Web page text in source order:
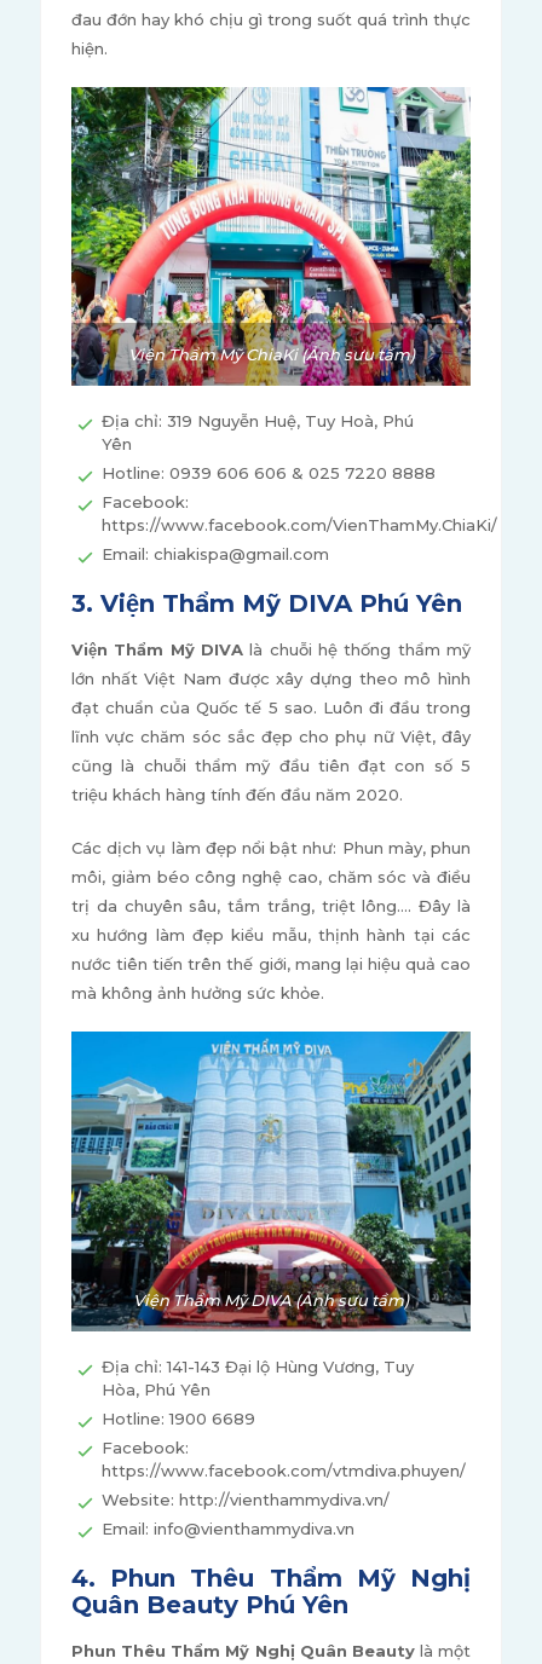
đau đớn hay khó chịu gì trong suốt quá trình thực
hiện.
Viện Thẩm Mỹ ChiaKi (Ảnh sưu tầm)
Địa chỉ: 319 Nguyễn Huệ, Tuy Hoà, Phú
Yên
Hotline: 0939 606 606 & 025 7220 8888
Facebook:
https://www.facebook.com/VienThamMy.ChiaKi/
Email: chiakispa@gmail.com
3. Viện Thẩm Mỹ DIVA Phú Yên
Viện Thẩm Mỹ DIVAlà chuỗi hệ thống thẩm mỹ
lớn nhất Việt Nam được xây dựng theo mô hình
đạt chuẩn của Quốc tế 5 sao. Luôn đi đầu trong
lĩnh vực chăm sóc sắc đẹp cho phụ nữ Việt, đây
cũng là chuỗi thẩm mỹ đầu tiên đạt con số 5
triệu khách hàng tính đến đầu năm 2020.
Các dịch vụ làm đẹp nổi bật như: Phun mày, phun
môi, giảm béo công nghệ cao, chăm sóc và điều
trị da chuyên sâu, tắm trắng, triệt lông…. Đây là
xu hướng làm đẹp kiểu mẫu, thịnh hành tại các
nước tiên tiến trên thế giới, mang lại hiệu quả cao
mà không ảnh hưởng sức khỏe.
Viện Thẩm Mỹ DIVA (Ảnh sưu tầm)
Địa chỉ: 141-143 Đại lộ Hùng Vương, Tuy
Hòa, Phú Yên
Hotline: 1900 6689
Facebook:
https://www.facebook.com/vtmdiva.phuyen/
Website: http://vienthammydiva.vn/
Email: info@vienthammydiva.vn
4. Phun Thêu Thẩm Mỹ Nghị
Quân Beauty Phú Yên
Phun Thêu Thẩm Mỹ Nghị Quân Beautylà một